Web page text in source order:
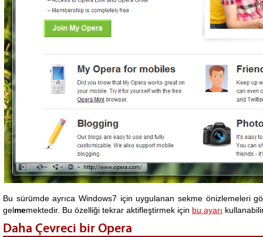
Bu sürümde ayrıca Windows7 için uygulanan sekme önizlemeleri
gelmemektedir. Bu özelliği tekrar aktifleştirmek için bu ayarı
Daha Çevreci bir Opera